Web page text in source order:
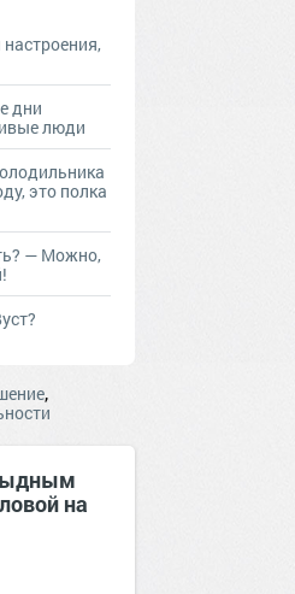
дни
люди
это полка
— Moжнo,
,
на